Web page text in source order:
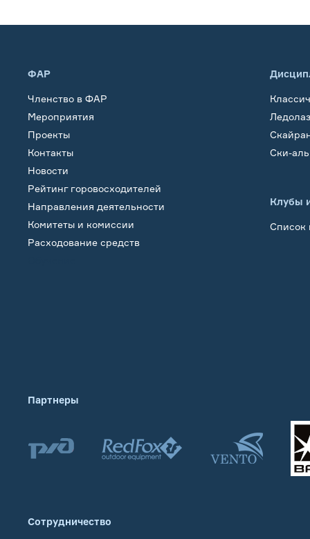
ФАР
Членство в ФАР
Мероприятия
Проекты
Контакты
Новости
Рейтинг горовосходителей
Направления деятельности
Комитеты и комиссии
Расходование средств
Ски-
Клубы
Список
Партнеры
Сотрудничество